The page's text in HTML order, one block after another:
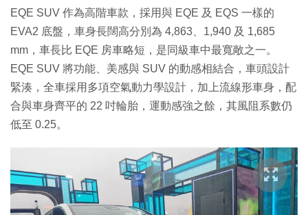
片
EQE SUV 作為高階車款，採用與 EQE 及 EQS 一樣的
EVA2 底盤，車身長闊高分別為 4,863、1,940 及 1,685
mm，車長比 EQE 房車略短，是同級車中最寬敞之一。
EQE SUV 將功能、美感與 SUV 的動感相結合，車頭設計
緊湊，全車採用多項空氣動力學設計，加上流線形車身，配
合與車身齊平的 22 吋輪胎，運動感強之餘，其風阻系數仍
低至 0.25。